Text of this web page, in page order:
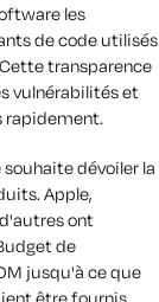
les
de code utilisés
transparence
vulnérabilités et
rapidement.
dévoiler la
Apple,
ont
de
jusqu'à ce que
être fournis.